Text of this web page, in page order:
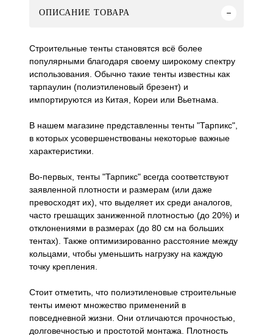
ОПИСАНИЕ ТОВАРА
Строительные тенты становятся всё более
популярными благодаря своему широкому спектру
использования. Обычно такие тенты известны как
тарпаулин (полиэтиленовый брезент) и
импортируются из Китая, Кореи или Вьетнама.
В нашем магазине представленны тенты "Тарпикс",
в которых усовершенствованы некоторые важные
характеристики.
Во-первых, тенты "Тарпикс" всегда соответствуют
заявленной плотности и размерам (или даже
превосходят их), что выделяет их среди аналогов,
часто грешащих заниженной плотностью (до 20%) и
отклонениями в размерах (до 80 см на больших
тентах). Также оптимизированно расстояние между
кольцами, чтобы уменьшить нагрузку на каждую
точку крепления.
Стоит отметить, что полиэтиленовые строительные
тенты имеют множество применений в
повседневной жизни. Они отличаются прочностью,
долговечностью и простотой монтажа. Плотность